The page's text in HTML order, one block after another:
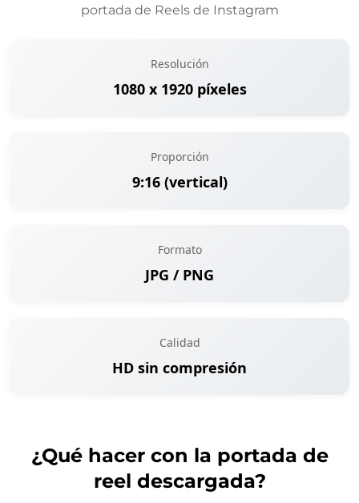
portada de Reels de Instagram
Resolución
1080 x 1920 píxeles
Proporción
9:16 (vertical)
Formato
JPG / PNG
Calidad
HD sin compresión
¿Qué hacer con la portada de
reel descargada?